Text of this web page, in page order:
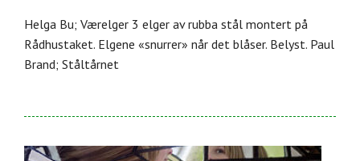
Helga Bu; Værelger 3 elger av rubba stål montert på
Rådhustaket. Elgene «snurrer» når det blåser. Belyst. Paul
Brand; Ståltårnet